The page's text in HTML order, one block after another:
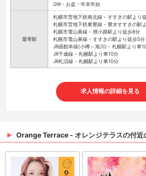
GW・お盆・年末年始
最寄駅
札幌市営地下鉄南北線 - すすきの駅より
札幌市営地下鉄東豊線 - 豊水すすきの駅
札幌市電山鼻線 - 狸小路駅より徒歩8分
札幌市電山鼻線 - すすきの駅より徒歩5分
JR函館本線(小樽～旭川) - 札幌駅より車
JR千歳線 - 札幌駅より車10分
JR札沼線 - 札幌駅より車10分
求人情報の詳細を見る
Orange Terrace - オレンジテラスの付近